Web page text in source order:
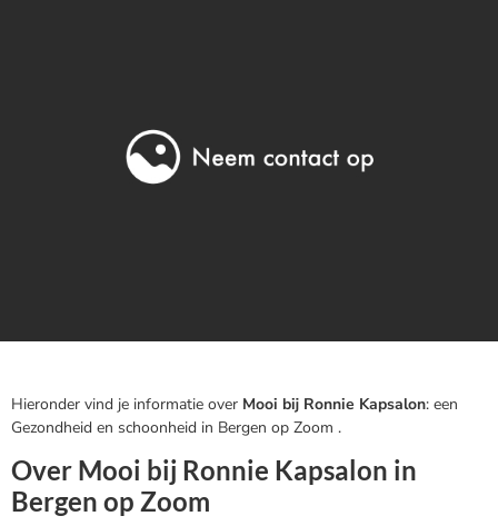
Hieronder vind je informatie over Mooi bij Ronnie Kapsalon: een
Gezondheid en schoonheid in Bergen op Zoom .
Over Mooi bij Ronnie Kapsalon in
Bergen op Zoom